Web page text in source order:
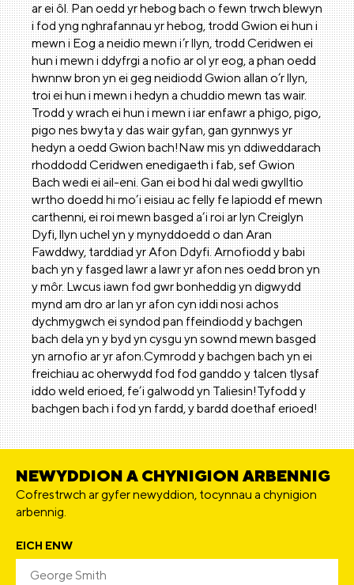
ar ei ôl. Pan oedd yr hebog bach o fewn trwch blewyn
i fod yng nghrafannau yr hebog, trodd Gwion ei hun i
mewn i Eog a neidio mewn i’r llyn, trodd Ceridwen ei
hun i mewn i ddyfrgi a nofio ar ol yr eog, a phan oedd
hwnnw bron yn ei geg neidiodd Gwion allan o’r llyn,
troi ei hun i mewn i hedyn a chuddio mewn tas wair.
Trodd y wrach ei hun i mewn i iar enfawr a phigo, pigo,
pigo nes bwyta y das wair gyfan, gan gynnwys yr
hedyn a oedd Gwion bach!Naw mis yn ddiweddarach
rhoddodd Ceridwen enedigaeth i fab, sef Gwion
Bach wedi ei ail-eni. Gan ei bod hi dal wedi gwylltio
wrtho doedd hi mo’i eisiau ac felly fe lapiodd ef mewn
carthenni, ei roi mewn basged a’i roi ar lyn Creiglyn
Dyfi, llyn uchel yn y mynyddoedd o dan Aran
Fawddwy, tarddiad yr Afon Ddyfi. Arnofiodd y babi
bach yn y fasged lawr a lawr yr afon nes oedd bron yn
y môr. Lwcus iawn fod gwr bonheddig yn digwydd
mynd am dro ar lan yr afon cyn iddi nosi achos
dychmygwch ei syndod pan ffeindiodd y bachgen
bach dela yn y byd yn cysgu yn sownd mewn basged
yn arnofio ar yr afon.Cymrodd y bachgen bach yn ei
freichiau ac oherwydd fod fod ganddo y talcen tlysaf
iddo weld erioed, fe’i galwodd yn Taliesin!Tyfodd y
bachgen bach i fod yn fardd, y bardd doethaf erioed!
NEWYDDION A CHYNIGION ARBENNIG
Cofrestrwch ar gyfer newyddion, tocynnau a chynigion
arbennig.
EICH ENW